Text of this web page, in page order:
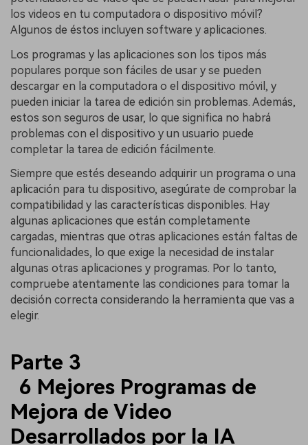
los videos en tu computadora o dispositivo móvil?
Algunos de éstos incluyen software y aplicaciones.
Los programas y las aplicaciones son los tipos más
populares porque son fáciles de usar y se pueden
descargar en la computadora o el dispositivo móvil, y
pueden iniciar la tarea de edición sin problemas. Además,
estos son seguros de usar, lo que significa no habrá
problemas con el dispositivo y un usuario puede
completar la tarea de edición fácilmente.
Siempre que estés deseando adquirir un programa o una
aplicación para tu dispositivo, asegúrate de comprobar la
compatibilidad y las características disponibles. Hay
algunas aplicaciones que están completamente
cargadas, mientras que otras aplicaciones están faltas de
funcionalidades, lo que exige la necesidad de instalar
algunas otras aplicaciones y programas. Por lo tanto,
compruebe atentamente las condiciones para tomar la
decisión correcta considerando la herramienta que vas a
elegir.
Parte 3
6 Mejores Programas de
Mejora de Video
Desarrollados por la IA